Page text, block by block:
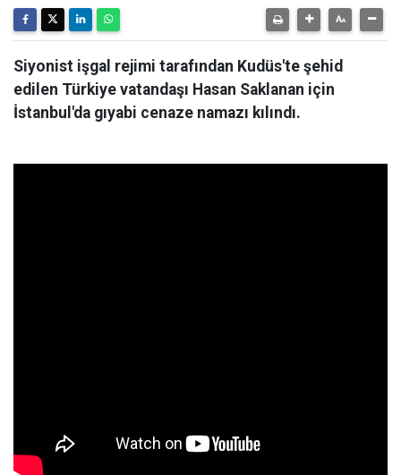
Siyonist işgal rejimi tarafından Kudüs'te şehid
edilen Türkiye vatandaşı Hasan Saklanan için
İstanbul'da gıyabi cenaze namazı kılındı.